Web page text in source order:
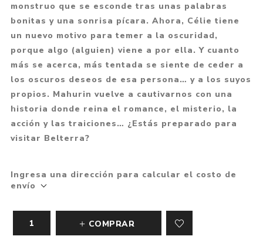
monstruo que se esconde tras unas palabras
bonitas y una sonrisa pícara. Ahora, Célie tiene
un nuevo motivo para temer a la oscuridad,
porque algo (alguien) viene a por ella. Y cuanto
más se acerca, más tentada se siente de ceder a
los oscuros deseos de esa persona… y a los suyos
propios. Mahurin vuelve a cautivarnos con una
historia donde reina el romance, el misterio, la
acción y las traiciones… ¿Estás preparado para
visitar Belterra?
Ingresa una dirección para calcular el costo de
envío
COMPRAR